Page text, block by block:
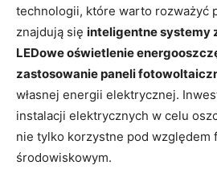
technologii, które warto rozważyć
znajdują​ się inteligentne‌ systemy
LEDowe oświetlenie
zastosowanie ⁢paneli
własnej⁤ energii elektrycznej.
instalacji ​elektrycznych w celu
nie tylko korzystne pod⁤ względem
środowiskowym.